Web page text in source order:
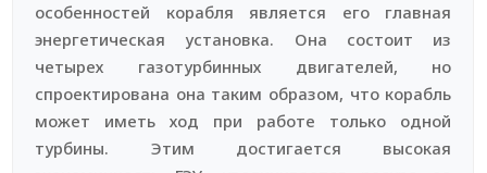
особенностей корабля является его главная
энергетическая установка. Она состоит из
четырех газотурбинных двигателей, но
спроектирована она таким образом, что корабль
может иметь ход при работе только одной
турбины. Этим достигается высокая